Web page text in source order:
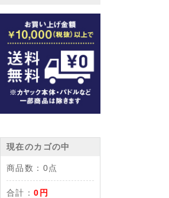
現在のカゴの中
商品数： 0点
合計：0円